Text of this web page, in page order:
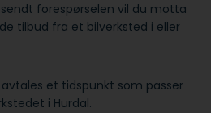
forespørselen vil du motta
tilbud fra et bilverksted i eller
et tidspunkt som passer
i Hurdal.